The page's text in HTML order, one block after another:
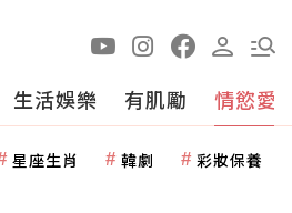
生活娛樂 有肌勵 情慾愛
星座生肖 韓劇 彩妝保養